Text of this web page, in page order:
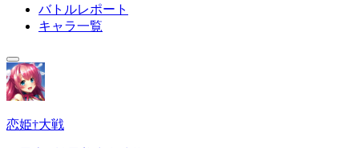
バトルレポート
キャラ一覧
恋姫†大戦